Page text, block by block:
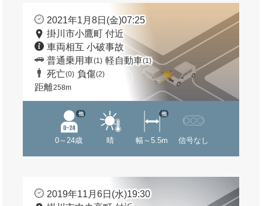
2021年1月8日(金)07:25
掛川市小鷹町 付近
車両相互 小破事故
普通乗用車(1) 軽自動車(1)
死亡(0) 負傷(2)
距離258m
0～24歳
他
晴 幅～5.5m
他
信号なし
2019年11月6日(水)19:30